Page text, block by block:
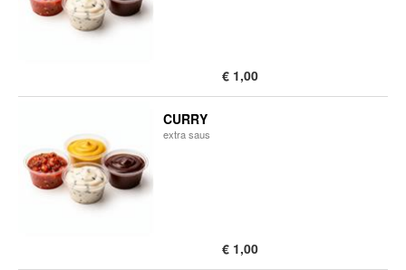
€ 1,00
CURRY
​extra saus
€ 1,00